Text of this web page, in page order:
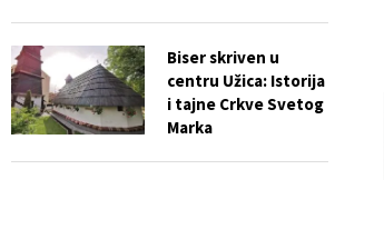
Biser skriven u
centru Užica: Istorija
i tajne Crkve Svetog
Marka